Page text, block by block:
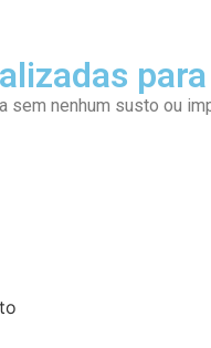
sem nenhum susto ou